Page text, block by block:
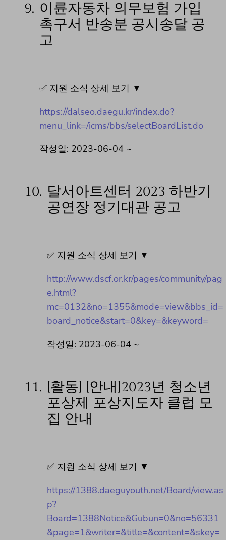
9. 이륜자동차 의무보험 가입
촉구서 반송분 공시송달 공
고
✅ 지원 소식 상세 보기 ▼
https://dalseo.daegu.kr/index.do?
menu_link=/icms/bbs/selectBoardList.do
작성일: 2023-06-04 ~
10. 달서아트센터 2023 하반기
공연장 정기대관 공고
✅ 지원 소식 상세 보기 ▼
http://www.dscf.or.kr/pages/community/pag
e.html?
mc=0132&no=1355&mode=view&bbs_id=
board_notice&start=0&key=&keyword=
작성일: 2023-06-04 ~
11.
[활동] [안내]2023년 청소년
포상제 포상지도자 클럽 모
집 안내
✅ 지원 소식 상세 보기 ▼
https://1388.daeguyouth.net/Board/view.as
p?
Board=1388Notice&Gubun=0&no=56331
&page=1&writer=&title=&content=&skey=